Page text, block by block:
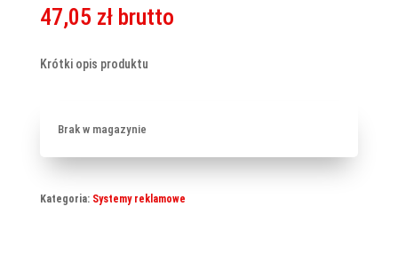
47,05 zł brutto
Krótki opis produktu
Brak w magazynie
Kategoria: Systemy reklamowe